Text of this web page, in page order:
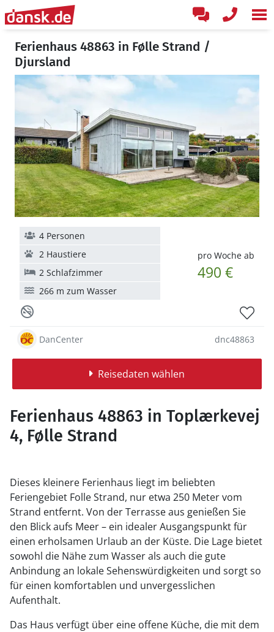
Ferienhaus 48863 in Følle Strand /
Djursland
pro Woche ab
490 €
4 Personen
2 Haustiere
2 Schlafzimmer
266 m zum Wasser
DanCenter dnc48863
Reisedaten wählen
Ferienhaus 48863 in Toplærkevej
4, Følle Strand
Dieses kleinere Ferienhaus liegt im beliebten
Feriengebiet Folle Strand, nur etwa 250 Meter vom
Strand entfernt. Von der Terrasse aus genießen Sie
den Blick aufs Meer – ein idealer Ausgangspunkt für
einen erholsamen Urlaub an der Küste. Die Lage bietet
sowohl die Nähe zum Wasser als auch die gute
Anbindung an lokale Sehenswürdigkeiten und sorgt so
für einen komfortablen und unvergesslichen
Aufenthalt.
Das Haus verfügt über eine offene Küche, die mit dem